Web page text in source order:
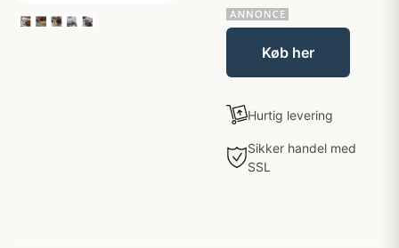
Køb her
Hurtig levering
Sikker handel med
SSL